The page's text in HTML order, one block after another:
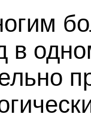
в